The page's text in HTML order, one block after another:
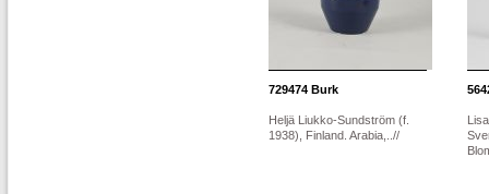
729474 Burk
Heljä Liukko-Sundström (f.
1938), Finland. Arabia,..//